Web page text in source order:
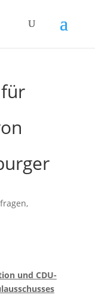
,
und CDU-